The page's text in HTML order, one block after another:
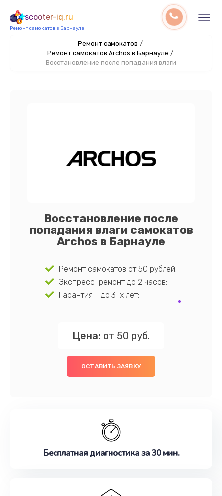
scooter-iq.ru
Ремонт самокатов в Барнауле
Ремонт самокатов /
Ремонт самокатов Archos в Барнауле /
Восстановление после попадания влаги
Восстановление после
попадания влаги самокатов
Archos в Барнауле
Ремонт самокатов от 50 рублей;
Экспресс-ремонт до 2 часов;
Гарантия - до 3-х лет;
Цена: от 50 руб.
ОСТАВИТЬ ЗАЯВКУ
Бесплатная диагностика за 30 мин.